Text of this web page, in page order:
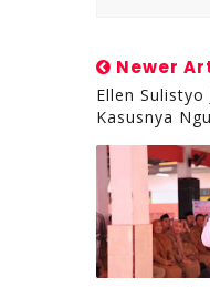
Newer
Ellen
Kasusnya